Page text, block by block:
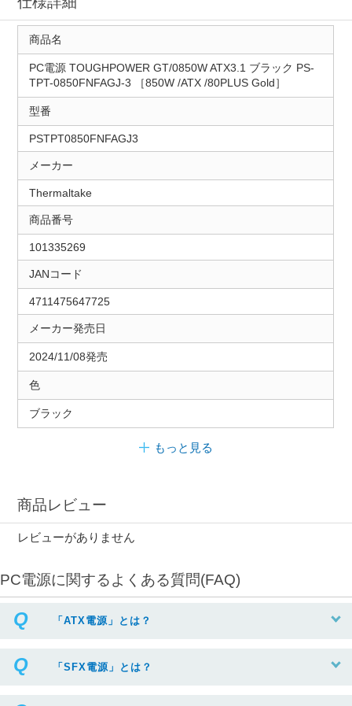
商品名
PC電源 TOUGHPOWER GT/0850W ATX3.1 ブラック PS-
TPT-0850FNFAGJ-3 ［850W /ATX /80PLUS Gold］
型番
PSTPT0850FNFAGJ3
メーカー
Thermaltake
商品番号
101335269
JANコード
4711475647725
メーカー発売日
2024/11/08発売
色
ブラック
もっと見る
商品レビュー
レビューがありません
PC電源に関するよくある質問(FAQ)
「ATX電源」とは？
「SFX電源」とは？